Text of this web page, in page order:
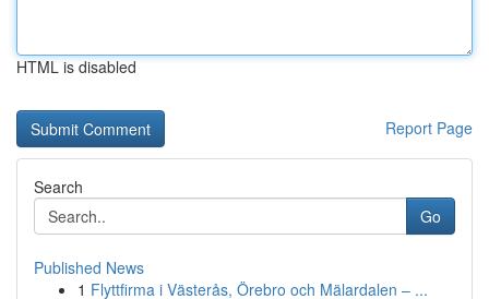
HTML is disabled
Report Page
Search
Go
Published News
1 Flyttfirma i Västerås, Örebro och Mälardalen – ...